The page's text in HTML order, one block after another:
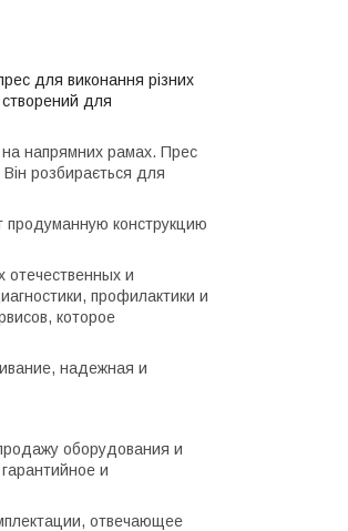
для виконання різних
створений для
на напрямних рамах. Прес
розбирається для
продуманную конструкцию
и
профилактики и
которое
надежная и
оборудования и
и
отвечающее